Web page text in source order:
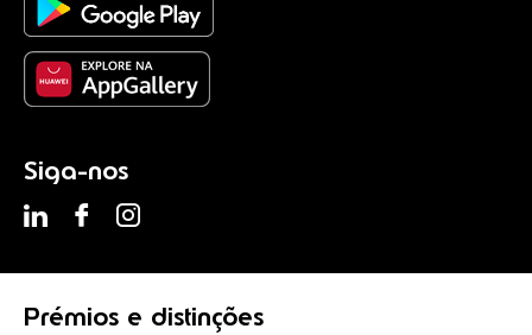
Siga-nos
Prémios e distinções